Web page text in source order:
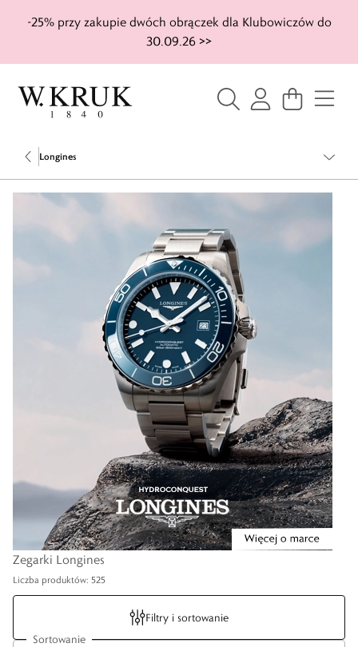
-25% przy zakupie dwóch obrączek dla Klubowiczów do
30.09.26 >>
Longines
Zegarki Longines
Liczba produktów: 525
Filtry i sortowanie
Sortowanie